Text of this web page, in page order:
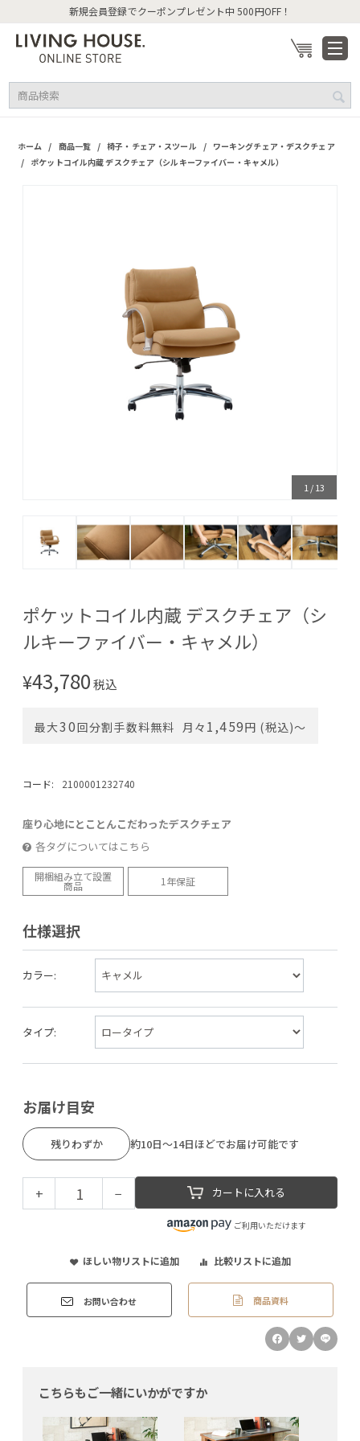
新規会員登録でクーポンプレゼント中 500円OFF！
ホーム / 商品一覧 / 椅子・チェア・スツール / ワーキングチェア・デスクチェア
/ ポケットコイル内蔵 デスクチェア（シルキーファイバー・キャメル）
1 /13
ポケットコイル内蔵 デスクチェア（シ
ルキーファイバー・キャメル）
¥43,780税込
最大30回分割手数料無料 月々 1,459円 (税込)〜
コード: 2100001232740
座り心地にとことんこだわったデスクチェア
各タグについてはこちら
開梱組み立て設置
商品 1年保証
仕様選択
カラー:
タイプ:
お届け目安
残りわずか 約10日～14日ほどでお届け可能です
+ − カートに入れる
ご利用いただけます
ほしい物リストに追加 比較リストに追加
お問い合わせ 商品資料
こちらもご一緒にいかがですか